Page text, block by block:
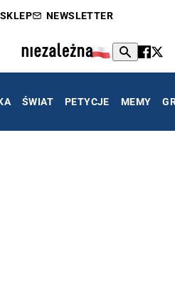
SKLEP NEWSLETTER
ŚWIAT PETYCJE MEMY